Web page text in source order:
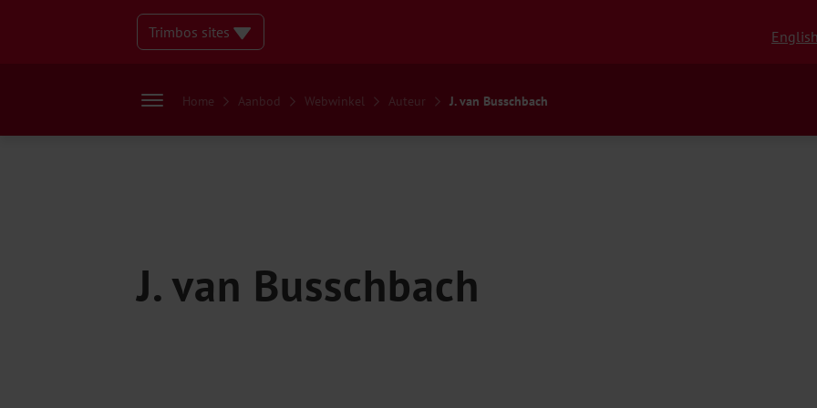
Trimbos sites
Home Aanbod Webwinkel Auteur J. van Busschbach
J. van Busschbach